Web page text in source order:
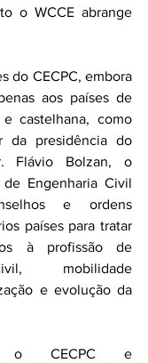
o WCCE abrange
do CECPC, embora
aos países de
castelhana, como
da presidência do
Flávio Bolzan, o
Engenharia Civil
e ordens
países para tratar
à profissão de
mobilidade
e evolução da
o CECPC e